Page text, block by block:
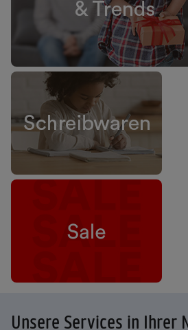
Unsere Services in Ihrer